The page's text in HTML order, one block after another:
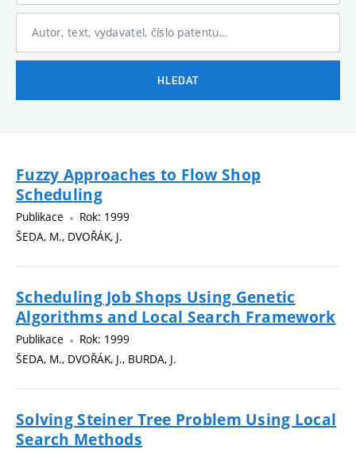
Autor, text, vydavatel, číslo patentu…
HLEDAT
Fuzzy Approaches to Flow Shop
Scheduling
Publikace
Rok: 1999
ŠEDA, M., DVOŘÁK, J.
Scheduling Job Shops Using Genetic
Algorithms and Local Search Framework
Publikace
Rok: 1999
ŠEDA, M., DVOŘÁK, J., BURDA, J.
Solving Steiner Tree Problem Using Local
Search Methods